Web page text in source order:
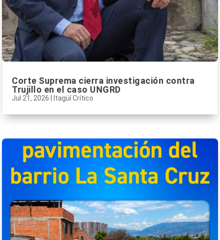
Corte Suprema cierra investigación contra
Trujillo en el caso UNGRD
Jul 21, 2026 Itagüí Crítico